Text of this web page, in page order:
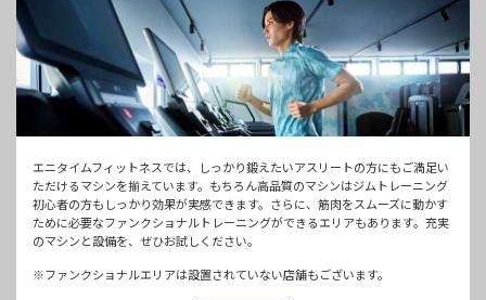
エニタイムフィットネスでは、しっかり鍛えたいアスリートの方にもご満足い
ただけるマシンを揃えています。もちろん高品質のマシンはジムトレーニング
初心者の方もしっかり効果が実感できます。さらに、筋肉をスムーズに動かす
ために必要なファンクショナルトレーニングができるエリアもあります。充実
のマシンと設備を、ぜひお試しください。
※ファンクショナルエリアは設置されていない店舗もございます。